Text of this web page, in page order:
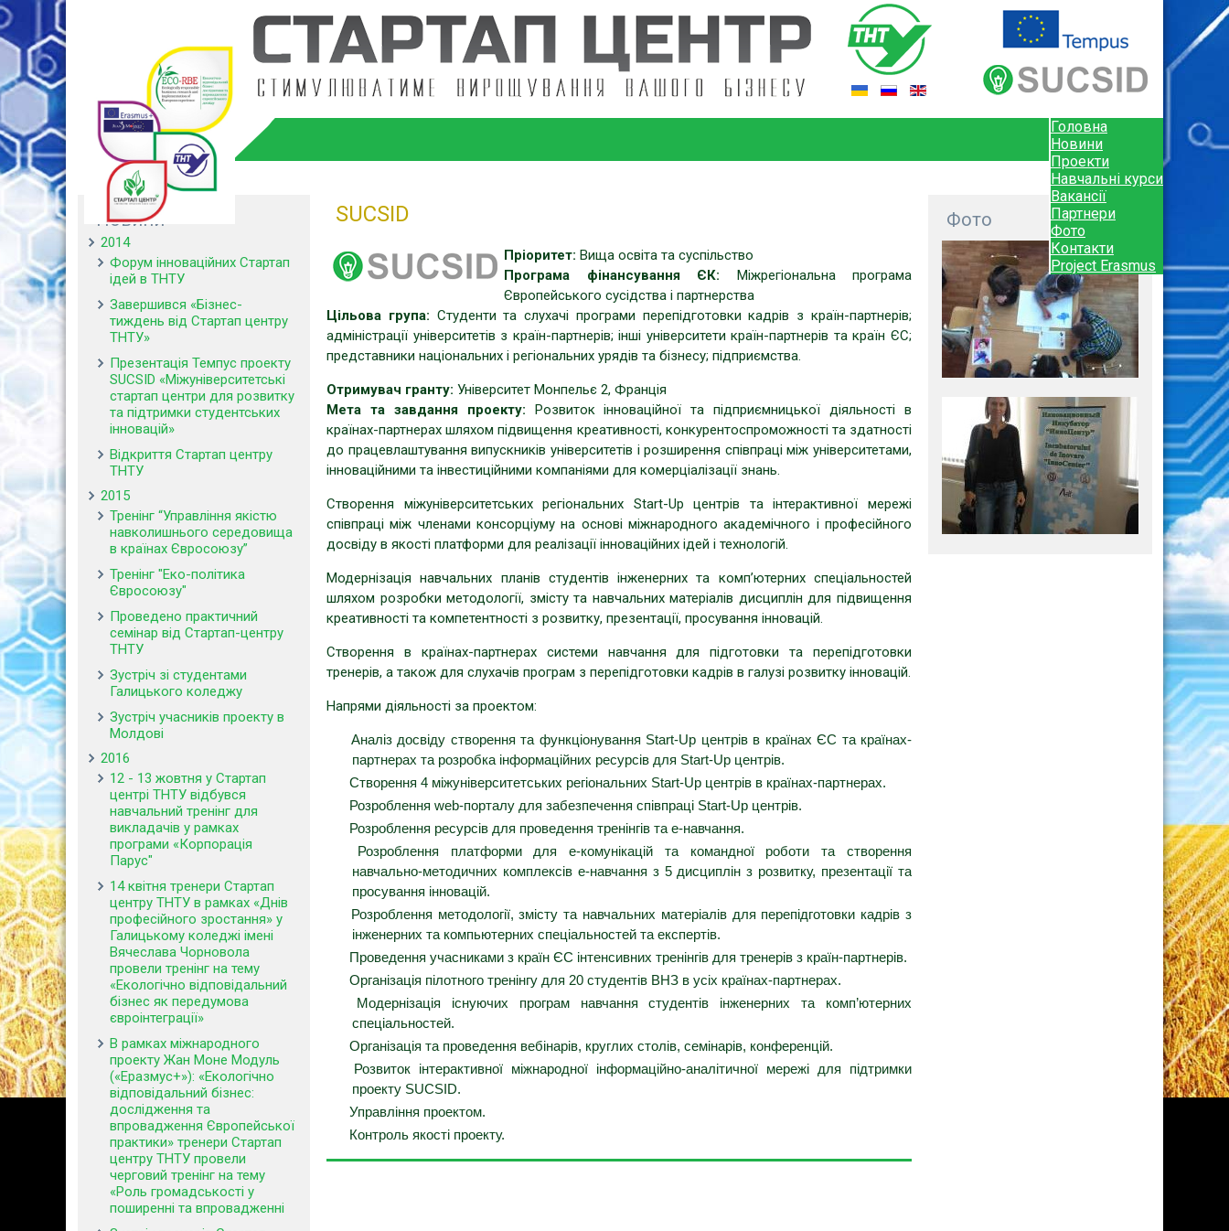
Головна
Новини
Проекти
Навчальні курси
Вакансії
Партнери
Фото
Контакти
Project Erasmus
Новини
2014
Форум інноваційних Стартап
ідей в ТНТУ
Завершився «Бізнес-
тиждень від Стартап центру
ТНТУ»
Презентація Темпус проекту
SUCSID «Міжуніверситетські
стартап центри для розвитку
та підтримки студентських
інновацій»
Відкриття Стартап центру
ТНТУ
2015
Тренінг “Управління якістю
навколишнього середовища
в країнах Євросоюзу”
Тренінг "Еко-політика
Євросоюзу"
Проведено практичний
семінар від Стартап-центру
ТНТУ
Зустріч зі студентами
Галицького коледжу
Зустріч учасників проекту в
Молдові
2016
12 - 13 жовтня у Стартап
центрі ТНТУ відбувся
навчальний тренінг для
викладачів у рамках
програми «Корпорація
Парус"
14 квітня тренери Стартап
центру ТНТУ в рамках «Днів
професійного зростання» у
Галицькому коледжі імені
Вячеслава Чорновола
провели тренінг на тему
«Екологічно відповідальний
бізнес як передумова
євроінтеграції»
В рамках міжнародного
проекту Жан Моне Модуль
(«Еразмус+»): «Екологічно
відповідальний бізнес:
дослідження та
впровадження Європейської
практики» тренери Стартап
центру ТНТУ провели
черговий тренінг на тему
«Роль громадськості у
поширенні та впровадженні
SUCSID
Пріоритет: Вища освіта та суспільство
Програма фінансування ЄК: Міжрегіональна програма
Європейського сусідства і партнерства
Цільова група: Студенти та слухачі програми перепідготовки кадрів з країн-партнерів;
адміністрації університетів з країн-партнерів; інші університети країн-партнерів та країн ЄС;
представники національних і регіональних урядів та бізнесу; підприємства.
Отримувач гранту: Університет Монпельє 2, Франція
Мета та завдання проекту: Розвиток інноваційної та підприємницької діяльності в
країнах-партнерах шляхом підвищення креативності, конкурентоспроможності та здатності
до працевлаштування випускників університетів і розширення співпраці між університетами,
інноваційними та інвестиційними компаніями для комерціалізації знань.
Створення міжуніверситетських регіональних Start-Up центрів та інтерактивної мережі
співпраці між членами консорціуму на основі міжнародного академічного і професійного
досвіду в якості платформи для реалізації інноваційних ідей і технологій.
Модернізація навчальних планів студентів інженерних та комп’ютерних спеціальностей
шляхом розробки методології, змісту та навчальних матеріалів дисциплін для підвищення
креативності та компетентності з розвитку, презентації, просування інновацій.
Створення в країнах-партнерах системи навчання для підготовки та перепідготовки
тренерів, а також для слухачів програм з перепідготовки кадрів в галузі розвитку інновацій.
Напрями діяльності за проектом:
Аналіз досвіду створення та функціонування Start-Up центрів в країнах ЄС та країнах-
партнерах та розробка інформаційних ресурсів для Start-Up центрів.
Створення 4 міжуніверситетських регіональних Start-Up центрів в країнах-партнерах.
Розроблення web-порталу для забезпечення співпраці Start-Up центрів.
Розроблення ресурсів для проведення тренінгів та е-навчання.
Розроблення платформи для е-комунікацій та командної роботи та створення
навчально-методичних комплексів е-навчання з 5 дисциплін з розвитку, презентації та
просування інновацій.
Розроблення методології, змісту та навчальних матеріалів для перепідготовки кадрів з
інженерних та компьютерних спеціальностей та експертів.
Проведення учасниками з країн ЄС інтенсивних тренінгів для тренерів з країн-партнерів.
Організація пілотного тренінгу для 20 студентів ВНЗ в усіх країнах-партнерах.
Модернізація існуючих програм навчання студентів інженерних та комп’ютерних
спеціальностей.
Організація та проведення вебінарів, круглих столів, семінарів, конференцій.
Розвиток інтерактивної міжнародної інформаційно-аналітичної мережі для підтримки
проекту SUCSID.
Управління проектом.
Контроль якості проекту.
Фото